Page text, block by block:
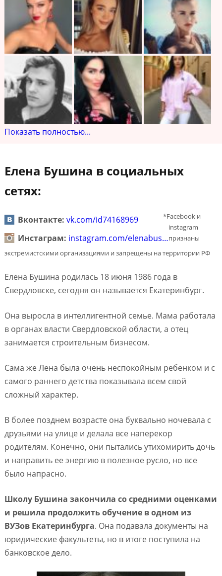
Показать полностью...
Елена Бушина в социальных
сетях:
Вконтакте: vk.com/id74168969
Инстаграм: instagram.com/elenabus…
*Facebook и
instagram
признаны
экстремистскими организациями и запрещены на территории РФ
Елена Бушина родилась 18 июня 1986 года в
Свердловске, сегодня он называется Екатеринбург.
Она выросла в интеллигентной семье. Мама работала
в органах власти Свердловской области, а отец
занимается строительным бизнесом.
Сама же Лена была очень неспокойным ребенком и с
самого раннего детства показывала всем свой
сложный характер.
В более позднем возрасте она буквально ночевала с
друзьями на улице и делала все наперекор
родителям. Конечно, они пытались утихомирить дочь
и направить ее энергию в полезное русло, но все
было напрасно.
Школу Бушина закончила со средними оценками
и решила продолжить обучение в одном из
ВУЗов Екатеринбурга. Она подавала документы на
юридические факультеты, но в итоге поступила на
банковское дело.